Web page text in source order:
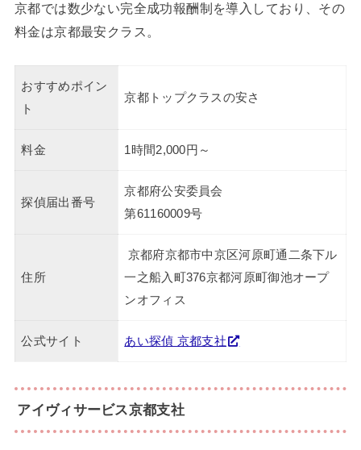
京都では数少ない完全成功報酬制を導入しており、その
料金は京都最安クラス。
おすすめポイン
ト
京都トップクラスの安さ
料金 1時間2,000円～
探偵届出番号
京都府公安委員会
第61160009号
住所
京都府京都市中京区河原町通二条下ル
一之船入町376京都河原町御池オープ
ンオフィス
公式サイト あい探偵 京都支社
アイヴィサービス京都支社